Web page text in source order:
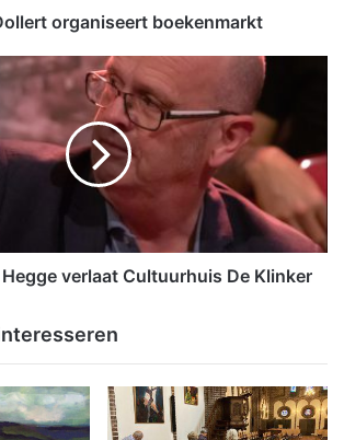
organiseert boekenmarkt
verlaat Cultuurhuis De Klinker